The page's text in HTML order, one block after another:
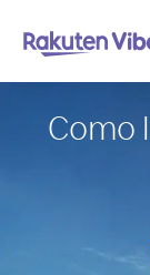
Como